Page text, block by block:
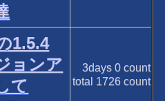
1.5.4
ョンア
て
3days 0count
total 1726count